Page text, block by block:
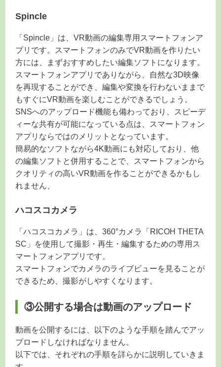
Spincle
「Spincle」は、VR動画の編集専用スマートフォンア
プリです。スマートフォンのみでVR動画を作りたい
方には、まずおすすめしたい編集ソフトになります。
スマートフォンアプリでありながら、自然な3D映像
を再現することができ、編集や変換を行わないままで
もすぐにVR動画を楽しむことができるでしょう。
SNSへのアップロード機能も備わっており、スピーデ
ィーな共有が可能になっている点は、スマートフォン
アプリならではのメリットとなっています。
簡易的なソフトながら4K動画にも対応しており、他
の編集ソフトと併用することで、スマートフォンから
クオリティの高いVR動画を作ることができるかもし
れません、
ハコスコカメラ
「ハコスコカメラ」は、360°カメラ「RICOH THETA
SC」を使用して撮影・再生・編集するための専用ス
マートフォンアプリです。
スマートフォンでカメラのライブビューを見ることが
できるため、撮影がしやすくなります。
③公開する場合は動画のアップロード
動画を公開するには、以下のような手順を踏んでアッ
プロードしなければなりません。
以下では、それぞれの手順を詳らかに説明していきま